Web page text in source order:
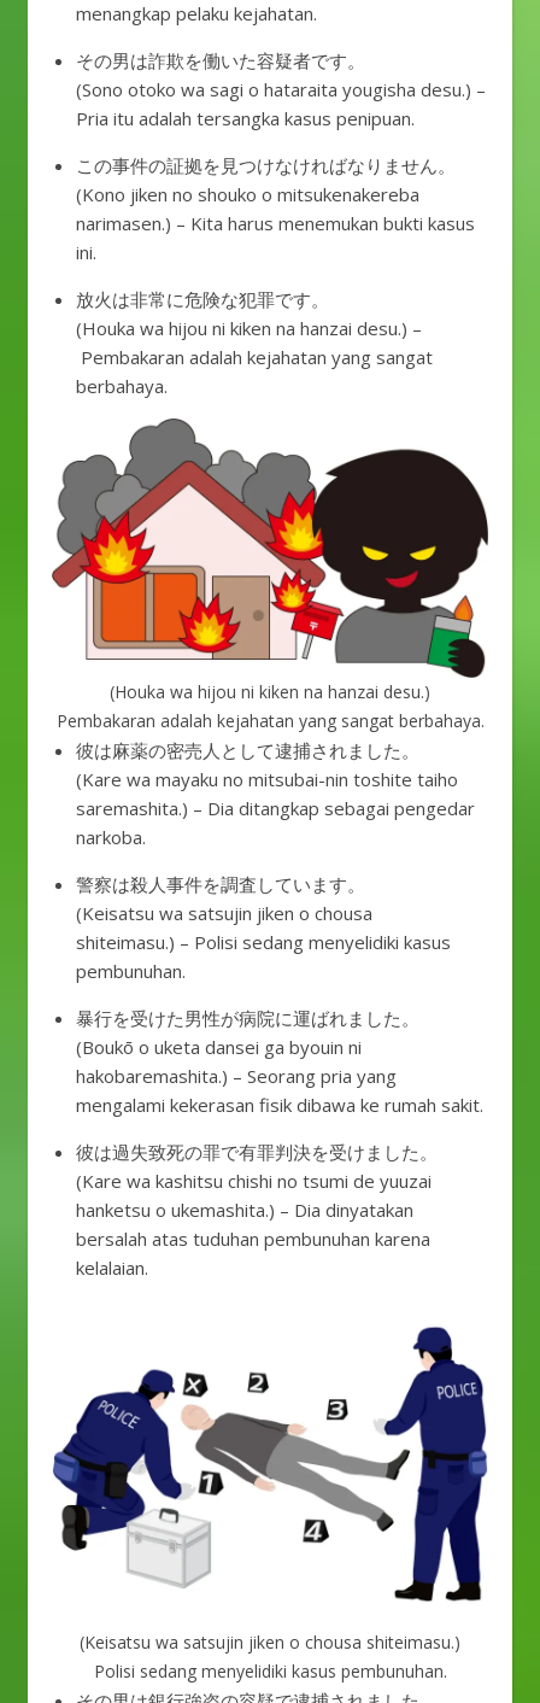
menangkap pelaku kejahatan.
その男は詐欺を働いた容疑者です。
(Sono otoko wa sagi o hataraita yougisha desu.) –
Pria itu adalah tersangka kasus penipuan.
この事件の証拠を見つけなければなりません。
(Kono jiken no shouko o mitsukenakereba
narimasen.) – Kita harus menemukan bukti kasus
ini.
放火は非常に危険な犯罪です。
(Houka wa hijou ni kiken na hanzai desu.) –
Pembakaran adalah kejahatan yang sangat
berbahaya.
(Houka wa hijou ni kiken na hanzai desu.)
Pembakaran adalah kejahatan yang sangat berbahaya.
彼は麻薬の密売人として逮捕されました。
(Kare wa mayaku no mitsubai-nin toshite taiho
saremashita.) – Dia ditangkap sebagai pengedar
narkoba.
警察は殺人事件を調査しています。
(Keisatsu wa satsujin jiken o chousa
shiteimasu.) – Polisi sedang menyelidiki kasus
pembunuhan.
暴行を受けた男性が病院に運ばれました。
(Boukō o uketa dansei ga byouin ni
hakobaremashita.) – Seorang pria yang
mengalami kekerasan fisik dibawa ke rumah sakit.
彼は過失致死の罪で有罪判決を受けました。
(Kare wa kashitsu chishi no tsumi de yuuzai
hanketsu o ukemashita.) – Dia dinyatakan
bersalah atas tuduhan pembunuhan karena
kelalaian.
(Keisatsu wa satsujin jiken o chousa shiteimasu.)
Polisi sedang menyelidiki kasus pembunuhan.